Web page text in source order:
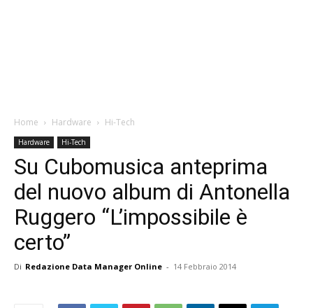
Home Hardware Hi-Tech
Hardware Hi-Tech
Su Cubomusica anteprima
del nuovo album di Antonella
Ruggero “L’impossibile è
certo”
Di Redazione Data Manager Online - 14 Febbraio 2014